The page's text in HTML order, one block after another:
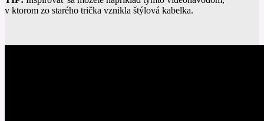
v ktorom zo starého trička vznikla štýlová kabelka.